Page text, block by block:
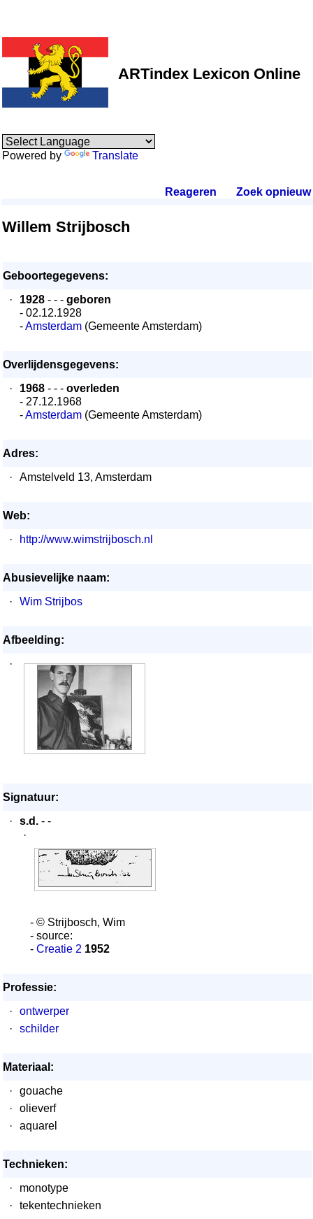
ARTindex Lexicon Online
Powered by Translate
Reageren Zoek opnieuw.
Willem Strijbosch
Geboortegegevens:
·
1928 - - - geboren
- 02.12.1928
-Amsterdam (Gemeente Amsterdam)
Overlijdensgegevens:
·
1968 - - - overleden
- 27.12.1968
-Amsterdam (Gemeente Amsterdam)
Adres:
·
Amstelveld 13, Amsterdam
Web:
·
http://www.wimstrijbosch.nl
Abusievelijke naam:
·
Wim Strijbos
Afbeelding:
·
Signatuur:
·
s.d. - -
·
- © Strijbosch, Wim
- source:
- Creatie 2 1952
Professie:
·
ontwerper
·
schilder
Materiaal:
·
gouache
·
olieverf
·
aquarel
Technieken:
·
monotype
·
tekentechnieken